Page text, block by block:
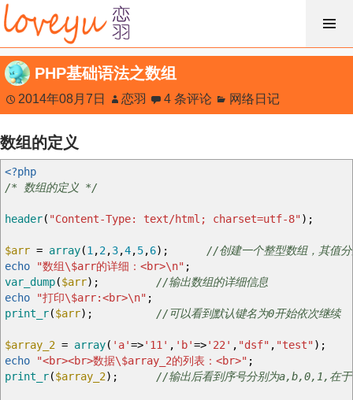
跳
过
内
容
PHP基础语法之数组
2014年08月7日 恋羽 4 条评论 网络日记
数组的定义
<?php
/* 数组的定义 */
header( "Content-Type: text/html; charset=utf-8") ;
$arr = array(1 ,2,3,4,5,6) ;
//创建一个整型数组，其值
echo
"数组\$arr的详细：<br>\n" ;
var_dump($arr) ;
//输出数组的详细信息
echo
"打印\$arr:<br>\n" ;
print_r($arr) ; //可以看到默认键名为0开始依次继续
$array_2 = array( 'a'=>'11' , 'b'=>'22' , "dsf" , "test") ;
echo
"<br><br>数据\$array_2的列表：<br>" ;
print_r($array_2) ; //输出后看到序号分别为a,b,0,1,在于